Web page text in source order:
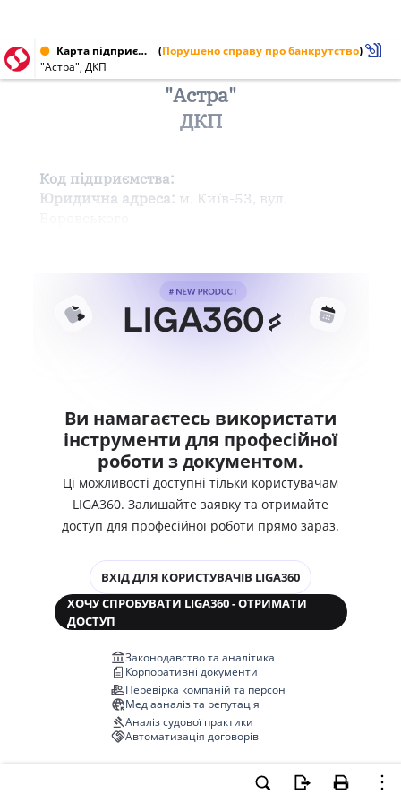
Карта підприємства від 27.06.1998 (Порушено справу про банкрутство)
"Астра", ДКП
"Астра"
ДКП
Код підприємства:
Юридична адреса: м. Київ-53, вул.
Ви намагаєтесь використати
інструменти для професійної
роботи з документом.
Ці можливості доступні тільки користувачам
LIGA360. Залишайте заявку та отримайте
доступ для професійної роботи прямо зараз.
ВХІД ДЛЯ КОРИСТУВАЧІВ LIGA360
ХОЧУ СПРОБУВАТИ LIGA360 - ОТРИМАТИ
ДОСТУП
Законодавство та аналітика
Корпоративні документи
Перевірка компаній та персон
Медіааналіз та репутація
Аналіз судової практики
Автоматизація договорів
НОВА LIGA360 ЗМІНЮЄ ВСЕ!